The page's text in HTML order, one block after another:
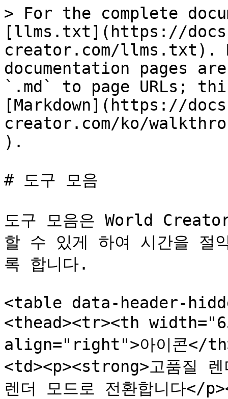
> For the complete
[llms.txt](https://
creator.com/llms.txt).
documentation pages
`.md` to page URLs;
[Markdown](https://
creator.com/ko/
).
# 도구 모음
도구 모음은 World
할 수 있게 하여 시간을 절
록 합니다.
<table data-header-
<thead><tr><th
align="right">아이콘</
<td><p><strong>고품질
렌더 모드로 전환합니다